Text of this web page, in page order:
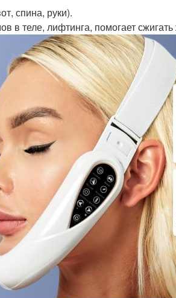
спина, руки).
в теле, лифтинга, помогает